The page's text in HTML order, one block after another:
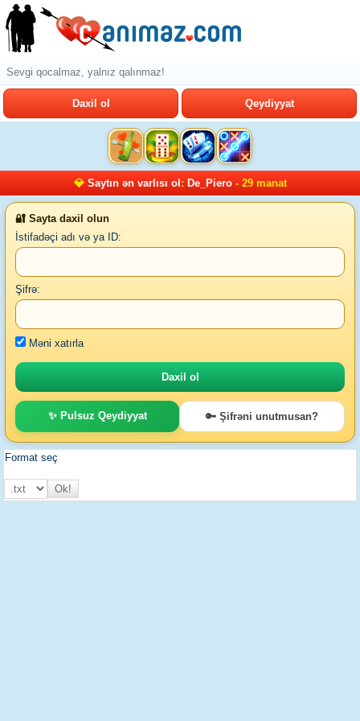
Sevgi qocalmaz, yalnız qalınmaz!
Daxil ol Qeydiyyat
💎 Saytın ən varlısı ol : De_Piero- 29 manat
🔐 Sayta daxil olun
İstifadəçi adı və ya ID:
Şifrə:
Məni xatırla
✨ Pulsuz Qeydiyyat 🔑 Şifrəni unutmusan?
Format seç